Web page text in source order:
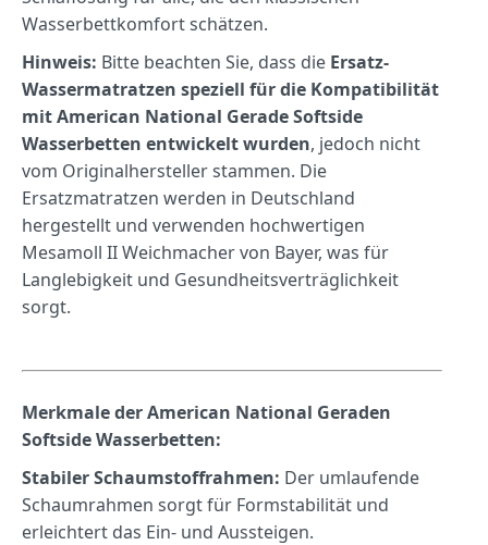
Wasserbettkomfort schätzen.
Hinweis: Bitte beachten Sie, dass die Ersatz-
Wassermatratzen speziell für die Kompatibilität
mit American National Gerade Softside
Wasserbetten entwickelt wurden, jedoch nicht
vom Originalhersteller stammen. Die
Ersatzmatratzen werden in Deutschland
hergestellt und verwenden hochwertigen
Mesamoll II Weichmacher von Bayer, was für
Langlebigkeit und Gesundheitsverträglichkeit
sorgt.
Merkmale der American National Geraden
Softside Wasserbetten:
Stabiler Schaumstoffrahmen: Der umlaufende
Schaumrahmen sorgt für Formstabilität und
erleichtert das Ein- und Aussteigen.